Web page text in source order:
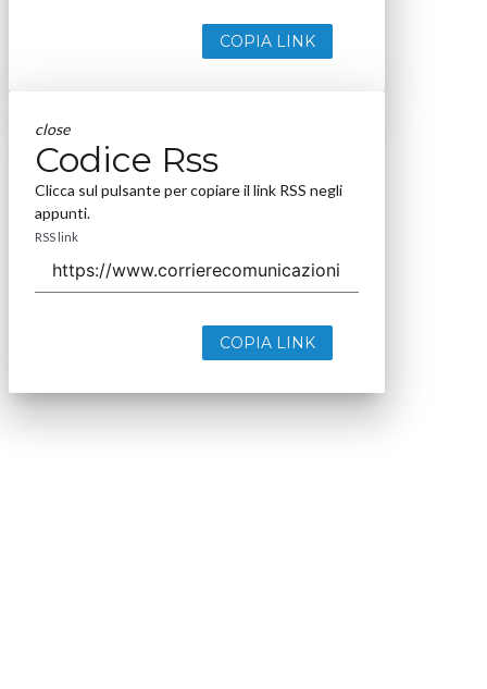
COPIA LINK
close
Codice Rss
Clicca sul pulsante per copiare il link RSS negli
appunti.
RSS link
COPIA LINK